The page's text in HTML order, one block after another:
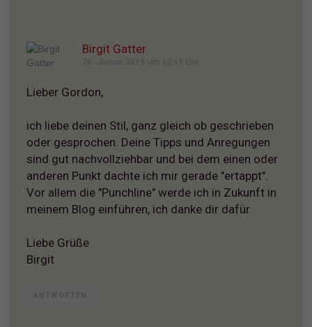
Birgit Gatter
Lieber Gordon,
ich liebe deinen Stil, ganz gleich ob geschrieben
oder gesprochen. Deine Tipps und Anregungen
sind gut nachvollziehbar und bei dem einen oder
anderen Punkt dachte ich mir gerade "ertappt".
Vor allem die "Punchline" werde ich in Zukunft in
meinem Blog einführen, ich danke dir dafür.
Liebe Grüße
Birgit
ANTWORTEN